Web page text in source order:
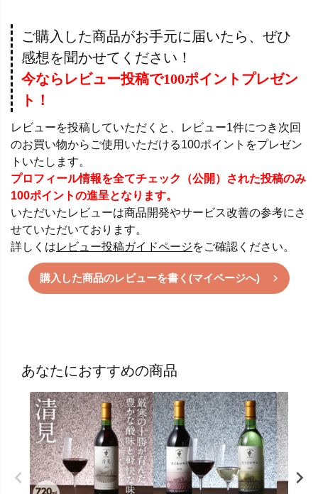
ご購入した商品がお手元に届いたら、ぜひ
感想を聞かせてください！
今ならレビュー投稿で100ポイントプレゼン
ト！
レビューを投稿していただくと、レビュー1件につき次回
のお買い物からご使用いただける100ポイントをプレゼン
トいたします。
プロフィール情報を全てチェック（公開）された投稿のみ
100ポイントの進呈となります。
いただいたレビューは商品開発やサービス改善の参考にさ
せていただいております。
詳しくはレビュー投稿ガイドページをご確認ください。
購入した商品のレビューを書く(マイページへ)
あなたにおすすめの商品